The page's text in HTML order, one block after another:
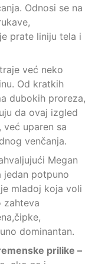
Odnosi se na
prate liniju tela i
već neko
Od kratkih
dubokih proreza,
da ovaj izgled
već uparen sa
venčanja.
Megan
jedan potpuno
mladoj koja voli
zahteva
dominantan.
prilike –